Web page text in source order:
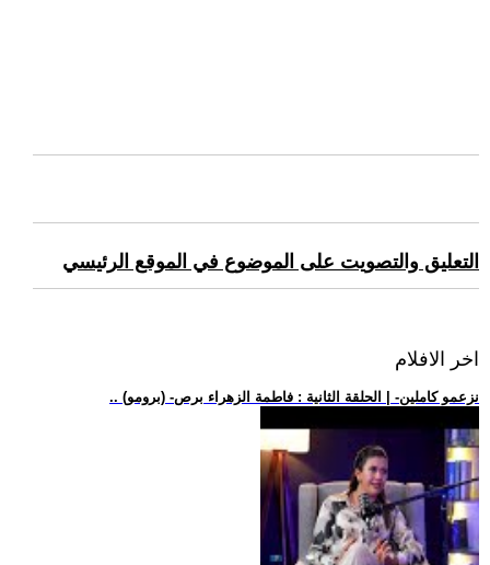
التعليق والتصويت على الموضوع في الموقع الرئيسي
اخر الافلام
.. (برومو) -نزعمو كاملين- | الحلقة الثانية : فاطمة الزهراء برص